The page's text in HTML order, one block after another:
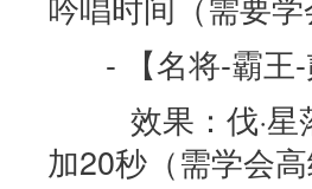
- 【名将-霸王-
效果：伐·星
加20秒（需学会